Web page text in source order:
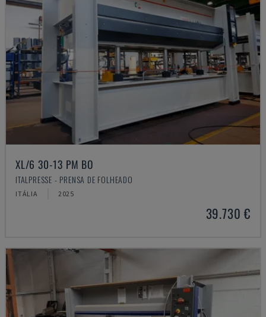
XL/6 30-13 PM BO
ITALPRESSE - PRENSA DE FOLHEADO
ITÁLIA 2025
39.730 €